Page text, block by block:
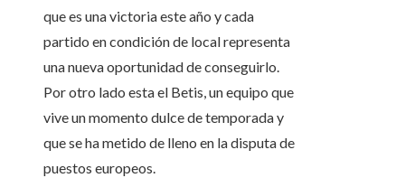
que es una victoria este año y cada
partido en condición de local representa
una nueva oportunidad de conseguirlo.
Por otro lado esta el Betis, un equipo que
vive un momento dulce de temporada y
que se ha metido de lleno en la disputa de
puestos europeos.